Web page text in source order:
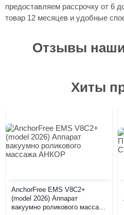
предоставляем рассрочку от 6
товар 12 месяцев и удобные
Отзывы
Хиты
AnchorFree EMS V8C2+
(model 2026) Аппарат
вакуумно роликового массажа